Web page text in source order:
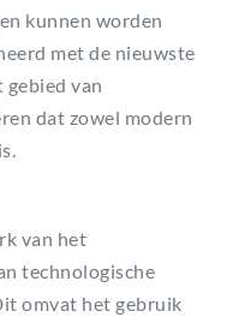
kunnen worden
met de nieuwste
van
dat zowel modern
van het
technologische
omvat het gebruik